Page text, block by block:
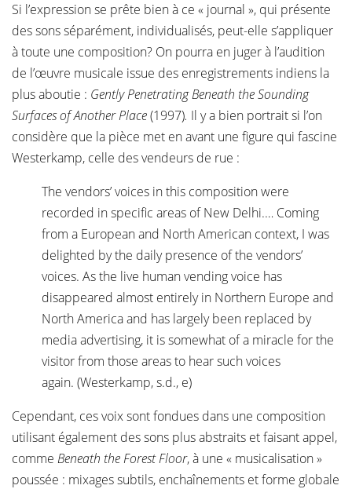
Si l’expression se prête bien à ce « journal », qui présente
des sons séparément, individualisés, peut-elle s’appliquer
à toute une composition? On pourra en juger à l’audition
de l’œuvre musicale issue des enregistrements indiens la
plus aboutie : Gently Penetrating Beneath the Sounding
Surfaces of Another Place(1997). Il y a bien portrait si l’on
considère que la pièce met en avant une figure qui fascine
Westerkamp, celle des vendeurs de rue :
The vendors’ voices in this composition were
recorded in specific areas of New Delhi.… Coming
from a European and North American context, I was
delighted by the daily presence of the vendors’
voices. As the live human vending voice has
disappeared almost entirely in Northern Europe and
North America and has largely been replaced by
media advertising, it is somewhat of a miracle for the
visitor from those areas to hear such voices
again. (Westerkamp, s.d., e)
Cependant, ces voix sont fondues dans une composition
utilisant également des sons plus abstraits et faisant appel,
comme Beneath the Forest Floor, à une « musicalisation »
poussée : mixages subtils, enchaînements et forme globale